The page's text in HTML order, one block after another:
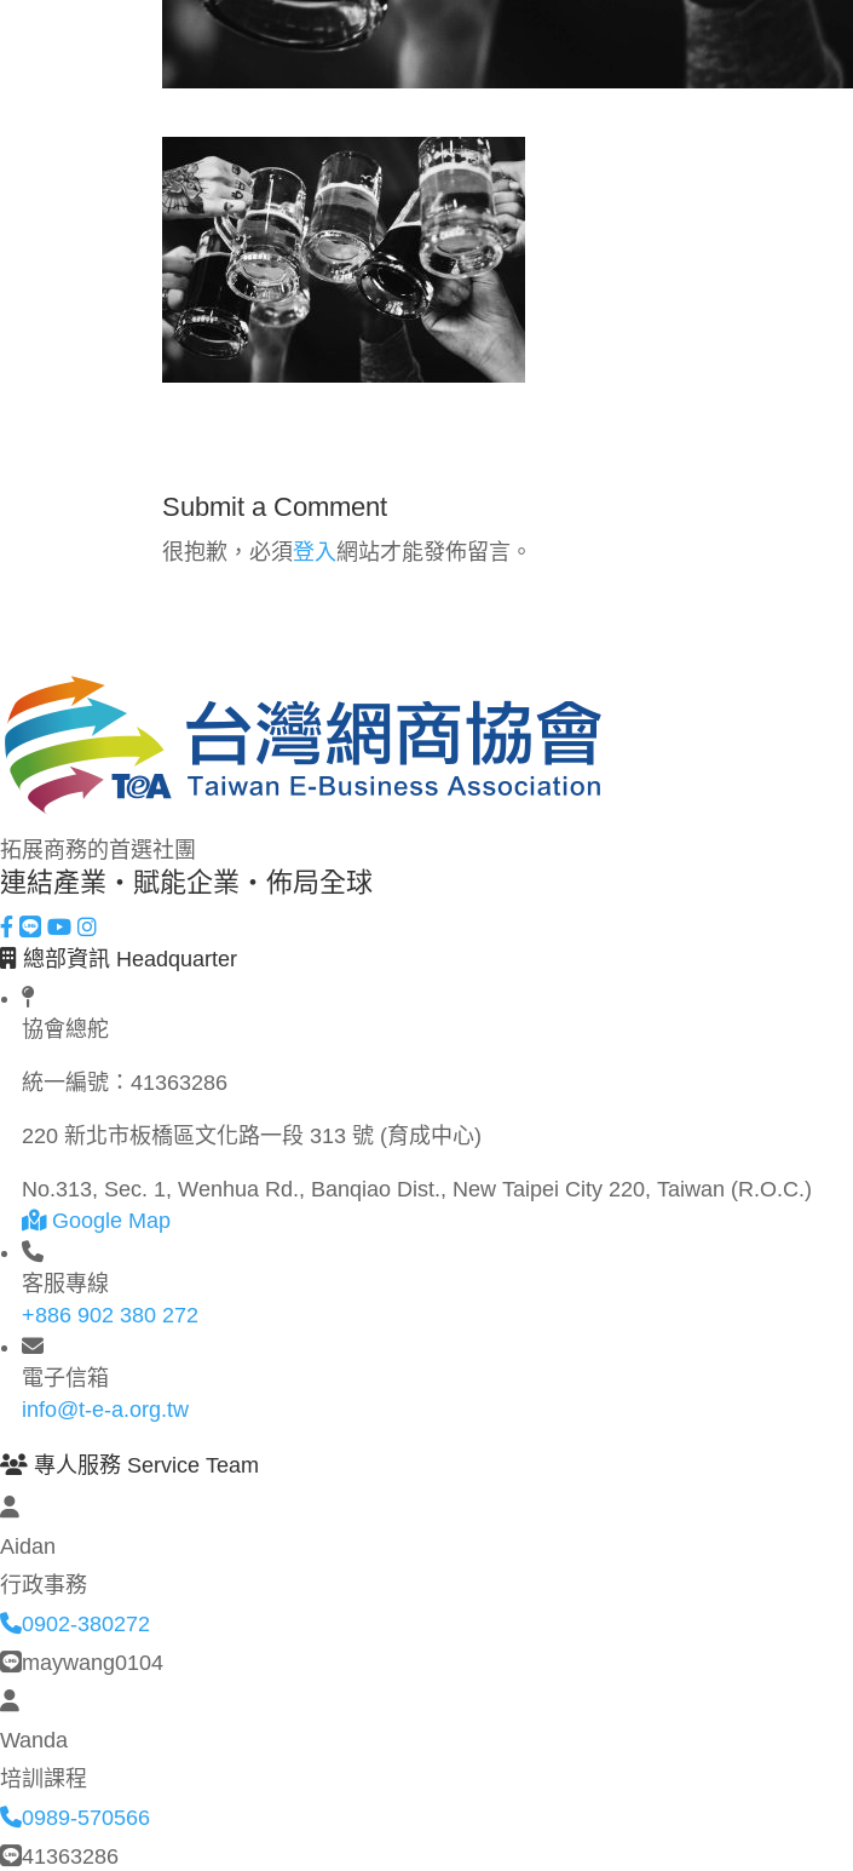
Submit a Comment
很抱歉，必須登入 網站才能發佈留言。
拓展商務的首選社團
連結產業・賦能企業・佈局全球
總部資訊 Headquarter
協會總舵
統一編號： 41363286
220 新北市板橋區文化路一段 313 號 (育成中心)
No.313, Sec. 1, Wenhua Rd., Banqiao Dist., New Taipei City 220, Taiwan (R.O.C.)
Google Map
客服專線
+886 902 380 272
電子信箱
info@t-e-a.org.tw
專人服務 Service Team
Aidan
行政事務
0902-380272
maywang0104
Wanda
培訓課程
0989-570566
41363286